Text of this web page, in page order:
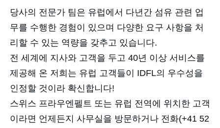
당사의 전문가 팀은 유럽에서 다년간 섬유 관련 업
무를 수행한 경험이 있으며 다양한 요구 사항을 처
리할 수 있는 역량을 갖추고 있습니다.
전 세계에 지사와 고객을 두고 40년 이상 서비스를
제공해 온 저희는 유럽 고객들이 IDFL의 우수성을
인정할 것이라 확신합니다!
스위스 프라우엔펠트 또는 유럽 전역에 위치한 고객
이라면 언제든지 사무실을 방문하거나 전화(+41 52